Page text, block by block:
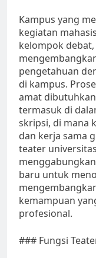
Kampus yang
kegiatan
kelompok
pengetahuan
di kampus.
amat
termasuk di
skripsi, di mana
dan kerja sama
teater
baru untuk
kemampuan
profesional.
### Fungsi